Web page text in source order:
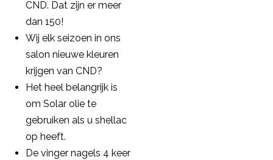
CND. Dat zijn er meer
dan 150!
Wij elk seizoen in ons
salon nieuwe kleuren
krijgen van CND?
Het heel belangrijk is
om Solar olie te
gebruiken als u shellac
op heeft.
De vinger nagels 4 keer